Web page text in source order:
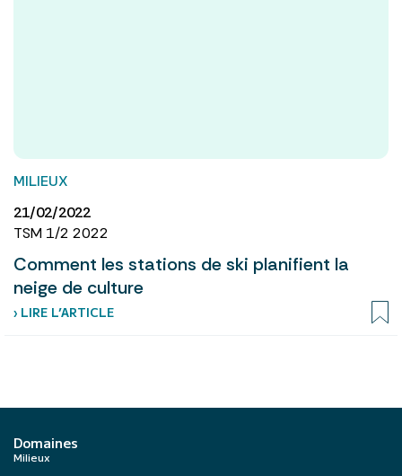
MILIEUX
21/02/2022
TSM 1/2 2022
Comment les stations de ski planifient la
neige de culture
› LIRE L’ARTICLE
Domaines
Milieux